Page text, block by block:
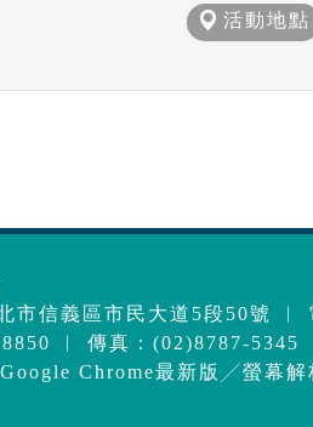
活動地點
市信義區市民大道5段50號 ︱
︱ 傳真：(02)8787-5345
Chrome最新版╱螢幕解